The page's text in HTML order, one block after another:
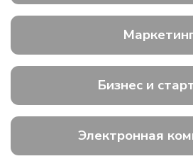
Бизнес и
Электронная